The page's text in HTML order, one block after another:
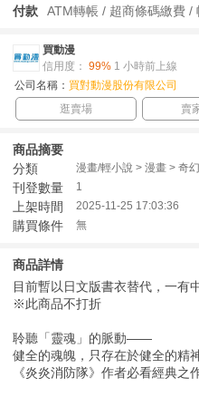
付款 ATM轉帳 / 超商條碼繳費 /
買動漫
信用度： 99% 1 小時前上線
公司名稱： 買對動漫股份有限公司 公
逛賣場
賣
商品摘要
分類
漫畫/輕小說 > 漫畫 > 奇
刊登數量 1
上架時間 2025-11-25 17:03:36
購買條件 無
商品詳情
目前暫以日文版書衣替代，一有
※此商品不打折
聆聽「靈魂」的脈動——
健全的魂魄，只存在於健全的精
《炎炎消防隊》作者必看經典之